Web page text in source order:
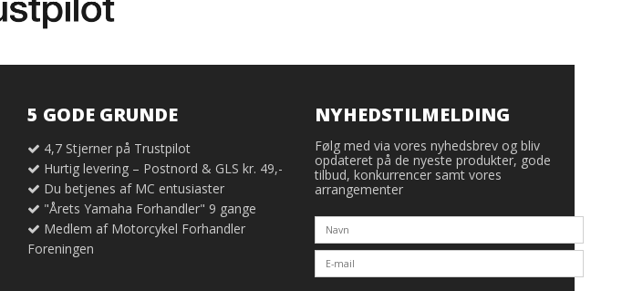
5 GODE GRUNDE
4,7 Stjerner på Trustpilot
Hurtig levering – Postnord & GLS kr. 49,-
Du betjenes af MC entusiaster
"Årets Yamaha Forhandler" 9 gange
Medlem af Motorcykel Forhandler
Foreningen
NYHEDSTILMELDING
Følg med via vores nyhedsbrev og bliv
opdateret på de nyeste produkter, gode
tilbud, konkurrencer samt vores
arrangementer